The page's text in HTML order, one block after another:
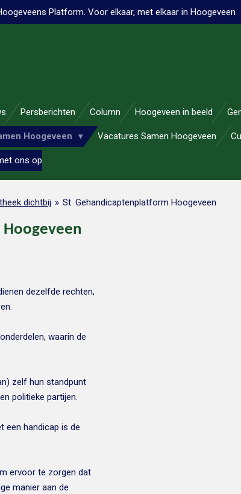
Platform. Voor elkaar, met elkaar in Hoogeveen
Persberichten Column Hoogeveen in beeld
Hoogeveen Vacatures Samen Hoogeveen
ons op
dichtbij » St. Gehandicaptenplatform Hoogeveen
dezelfde rechten,
waarin de
zelf hun standpunt
politieke partijen.
een handicap is de
ervoor te zorgen dat
manier aan de